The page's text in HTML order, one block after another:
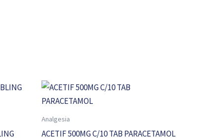
Analgesia
ACETIF 500MG C/10 TAB PARACETAMOL